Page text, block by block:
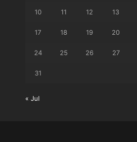
10 11 12 13
17 18 19 20
24 25 26 27
31
« Jul